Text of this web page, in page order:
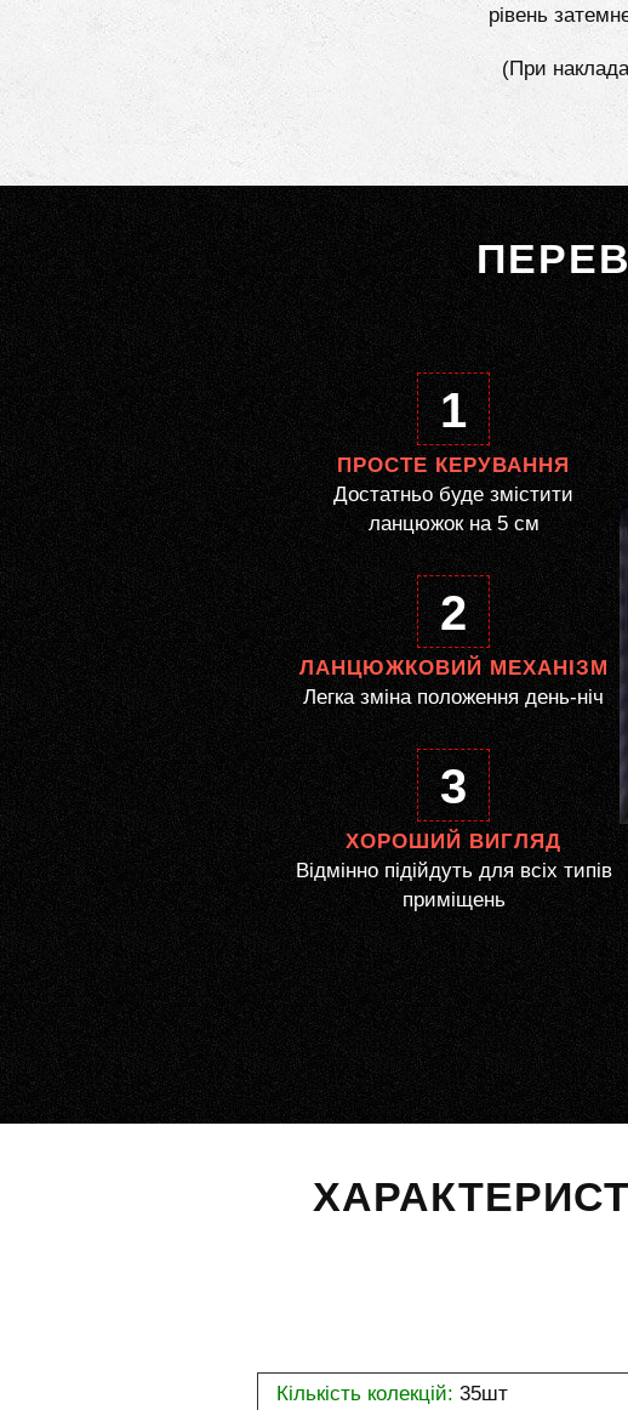
рівень
(При
1
ПРОСТЕ КЕРУВАННЯ
Достатньо буде змістити
ланцюжок на 5 см
2
ЛАНЦЮЖКОВИЙ МЕХАНІЗМ
Легка зміна положення день-ніч
3
ХОРОШИЙ ВИГЛЯД
Відмінно підійдуть для всіх типів
приміщень
Кількість колекцій: 35шт